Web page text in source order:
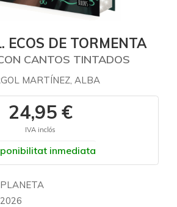
ECOS DE TORMENTA
CANTOS TINTADOS
MARTÍNEZ, ALBA
24,95 €
IVA inclós
inmediata
PLANETA
2026